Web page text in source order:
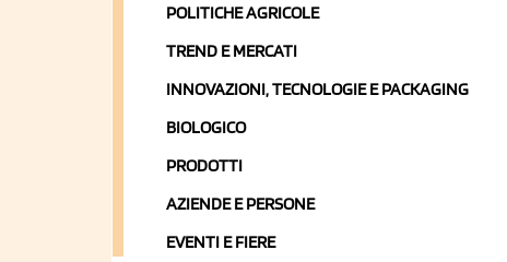
POLITICHE AGRICOLE
TREND E MERCATI
INNOVAZIONI, TECNOLOGIE E PACKAGING
BIOLOGICO
PRODOTTI
AZIENDE E PERSONE
EVENTI E FIERE